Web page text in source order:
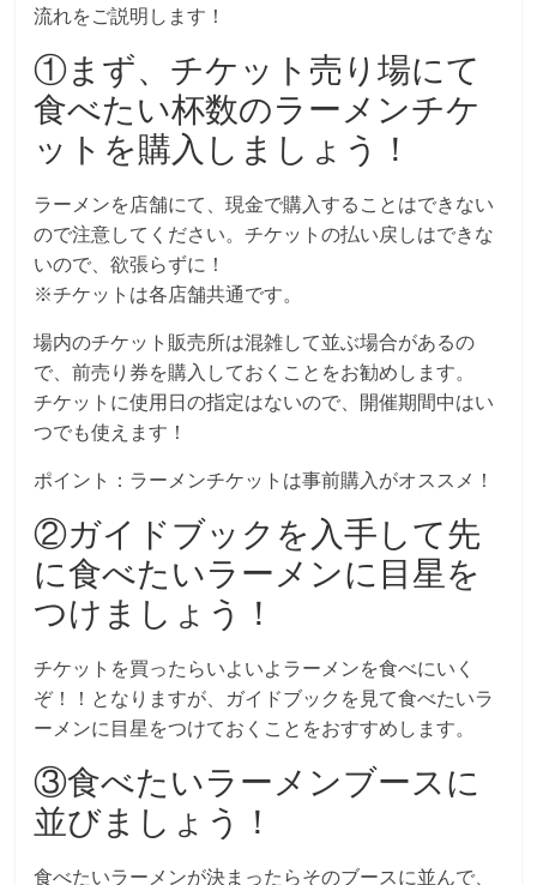
流れをご説明します！
①まず、チケット売り場にて
食べたい杯数のラーメンチケ
ットを購入しましょう！
ラーメンを店舗にて、現金で購入することはできない
ので注意してください。チケットの払い戻しはできな
いので、欲張らずに！
※チケットは各店舗共通です。
場内のチケット販売所は混雑して並ぶ場合があるの
で、前売り券を購入しておくことをお勧めします。
チケットに使用日の指定はないので、開催期間中はい
つでも使えます！
ポイント：ラーメンチケットは事前購入がオススメ！
②ガイドブックを入手して先
に食べたいラーメンに目星を
つけましょう！
チケットを買ったらいよいよラーメンを食べにいく
ぞ！！となりますが、ガイドブックを見て食べたいラ
ーメンに目星をつけておくことをおすすめします。
③食べたいラーメンブースに
並びましょう！
食べたいラーメンが決まったらそのブースに並んで、